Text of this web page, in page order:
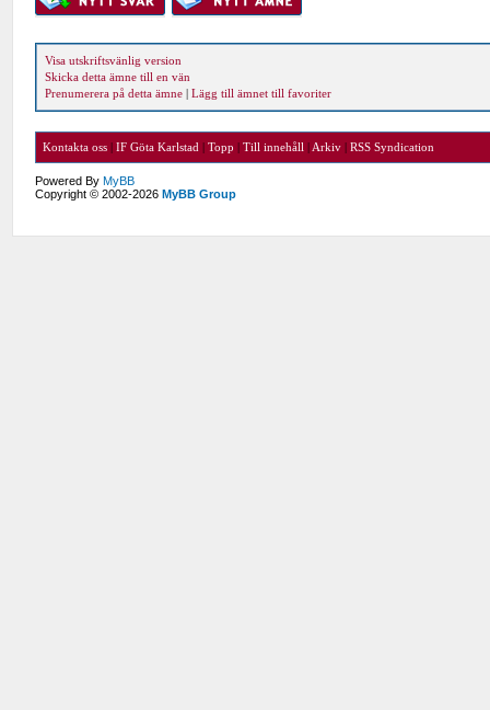
Visa utskriftsvänlig version
Skicka detta ämne till en vän
Prenumerera på detta ämne |Lägg till ämnet till favoriter
Kontakta oss |IF Göta Karlstad |Topp |Till innehåll | Arkiv |RSS Syndication
Powered ByMyBB
Copyright © 2002-2026MyBB Group